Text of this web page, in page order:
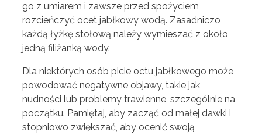
go z umiarem i zawsze przed spożyciem
rozcieńczyć ocet jabłkowy wodą. Zasadniczo
każdą łyżkę stołową należy wymieszać z około
jedną filiżanką wody.
Dla niektórych osób picie octu jabłkowego może
powodować negatywne objawy, takie jak
nudności lub problemy trawienne, szczególnie na
początku. Pamiętaj, aby zacząć od małej dawki i
stopniowo zwiększać, aby ocenić swoją